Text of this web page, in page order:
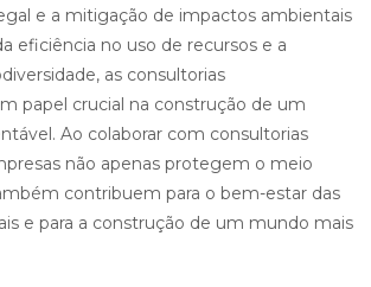
e a mitigação de impactos ambientais
eficiência no uso de recursos e a
as consultorias
papel crucial na construção de um
Ao colaborar com consultorias
não apenas protegem o meio
contribuem para o bem-estar das
e para a construção de um mundo mais